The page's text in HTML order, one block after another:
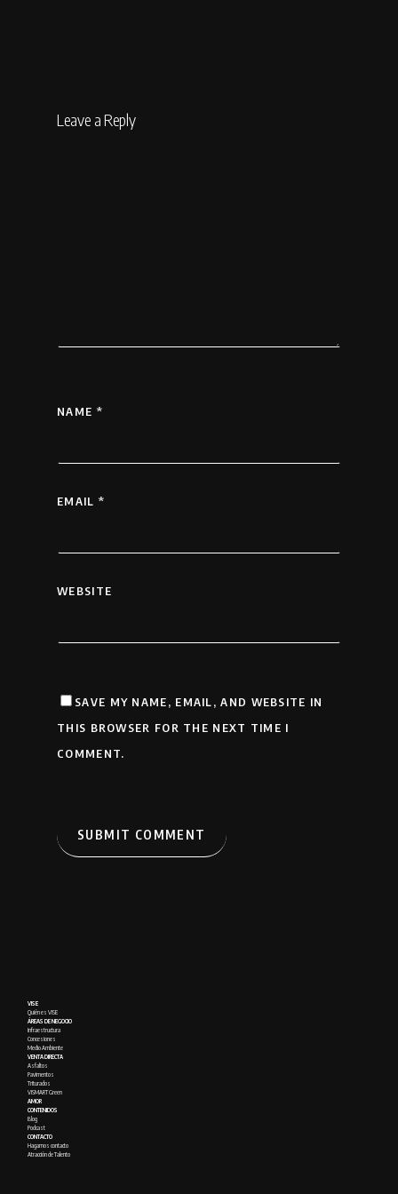
Leave a Reply
NAME *
EMAIL *
WEBSITE
SAVE MY NAME, EMAIL, AND WEBSITE IN
THIS BROWSER FOR THE NEXT TIME I
COMMENT.
VISE
Quién es VISE
ÁREAS DE NEGOCIO
Infraestructura
Concesiones
Medio Ambiente
VENTA DIRECTA
Asfaltos
Pavimentos
Triturados
VISMART Green
AMOR
CONTENIDOS
Blog
Podcast
CONTACTO
Hagamos contacto
Atracción de Talento